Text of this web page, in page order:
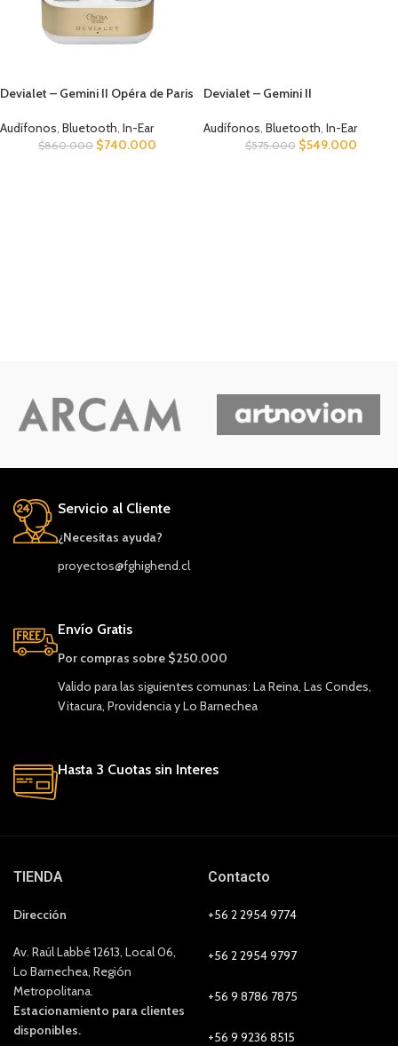
Devialet – Gemini II Opéra de Paris
Audífonos, Bluetooth, In-Ear
$860.000 $740.000
Devialet – Gemini II
Audífonos, Bluetooth, In-Ear
$575.000 $549.000
Servicio al Cliente
¿Necesitas ayuda?
proyectos@fghighend.cl
Envío Gratis
Por compras sobre $250.000
Valido para las siguientes comunas: La Reina, Las Condes,
Vitacura, Providencia y Lo Barnechea
Hasta 3 Cuotas sin Interes
TIENDA
Dirección
Av. Raúl Labbé 12613, Local 06,
Lo Barnechea, Región
Metropolitana.
Estacionamiento para clientes
disponibles.
Contacto
+56 2 2954 9774
+56 2 2954 9797
+56 9 8786 7875
+56 9 9236 8515